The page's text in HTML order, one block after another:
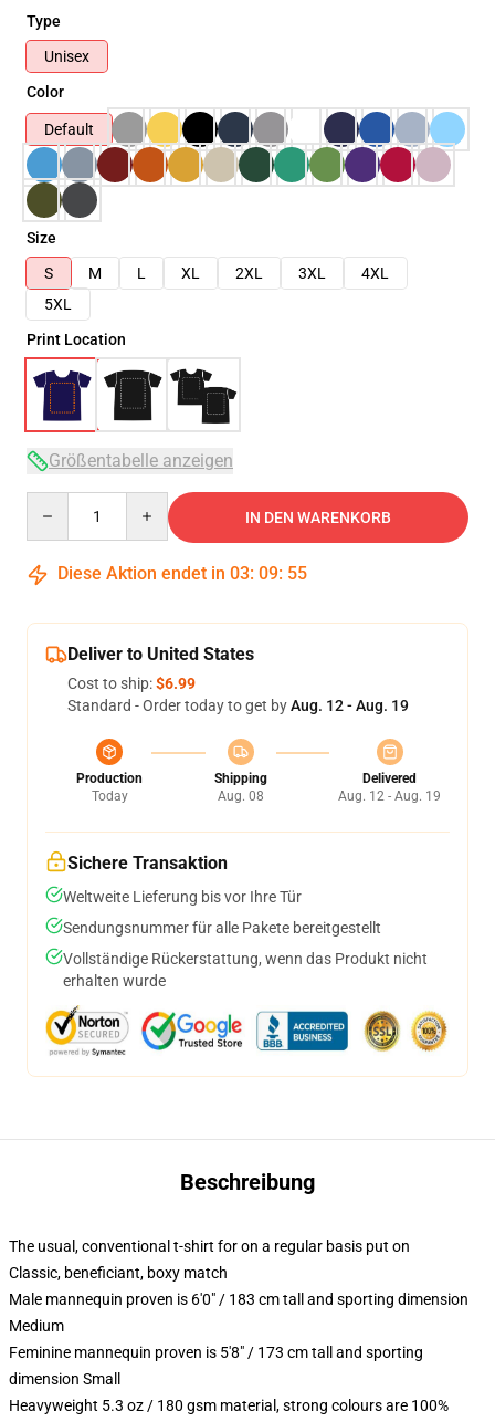
Type
Unisex
Color
Default
Size
S
M L XL 2XL 3XL
4XL
5XL
Print Location
Größentabelle anzeigen
IN DEN WARENKORB
Diese Aktion endet in 03: 09: 54
Deliver to United States
Cost to ship:$6.99
Standard - Order today to get byAug. 12 - Aug. 19
Production
Today
Shipping
Aug. 08
Delivered
Aug. 12 - Aug. 19
Sichere Transaktion
Weltweite Lieferung bis vor Ihre Tür
Sendungsnummer für alle Pakete bereitgestellt
Vollständige Rückerstattung, wenn das Produkt nicht
erhalten wurde
Beschreibung
The usual, conventional t-shirt for on a regular basis put on
Classic, beneficiant, boxy match
Male mannequin proven is 6'0" / 183 cm tall and sporting dimension
Medium
Feminine mannequin proven is 5'8" / 173 cm tall and sporting
dimension Small
Heavyweight 5.3 oz / 180 gsm material, strong colours are 100%